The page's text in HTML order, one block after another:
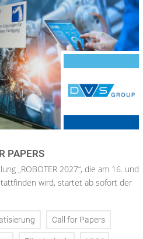
PAPERS
„ROBOTER 2027“, die am 16. und
wird, startet ab sofort der
Call for Papers